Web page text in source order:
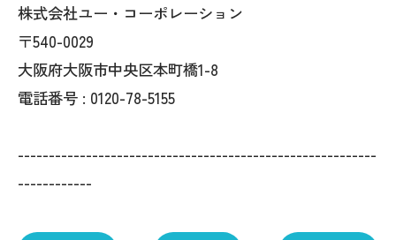
株式会社ユー・コーポレーション
〒540-0029
大阪府大阪市中央区本町橋1-8
電話番号 : 0120-78-5155
----------------------------------------------------------
------------